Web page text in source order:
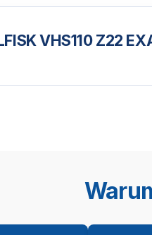
VHS110 Z22